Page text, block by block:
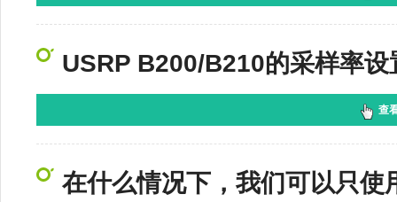
USRP B200/B210的采样率设
查
在什么情况下，我们可以只